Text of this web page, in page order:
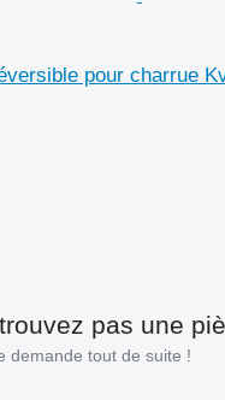
pour charrue
pas une
demande tout de suite !